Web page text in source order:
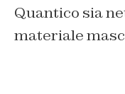
Quantico sia
materiale